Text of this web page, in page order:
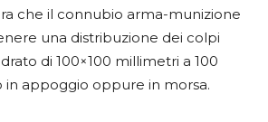
che il connubio arma-munizione
una distribuzione dei colpi
di 100×100 millimetri a 100
in appoggio oppure in morsa.